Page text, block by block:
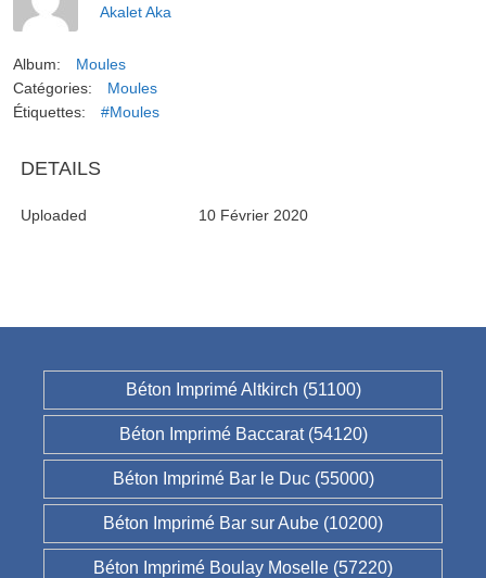
Akalet Aka
Album:
Moules
Catégories:
Moules
Étiquettes:
#Moules
DETAILS
Uploaded 10 Février 2020
Béton Imprimé Altkirch (51100)
Béton Imprimé Baccarat (54120)
Béton Imprimé Bar le Duc (55000)
Béton Imprimé Bar sur Aube (10200)
Béton Imprimé Boulay Moselle (57220)